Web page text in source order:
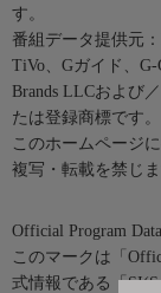
す。
番組データ提供元：
TiVo、Gガイド、
Brands LLCおよび
たは登録商標です。
このホームページ
複写・転載を禁じま
Official Program
このマークは「
式情報である「